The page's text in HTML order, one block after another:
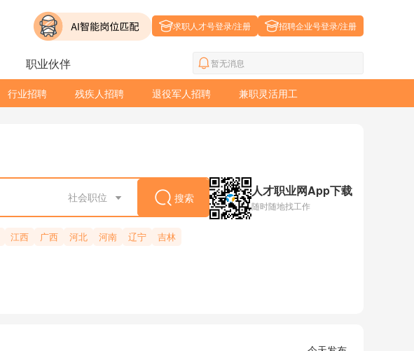
求职人才号登录/注册 招聘企业号登录/注册
职业伙伴 暂无消息
行业招聘 残疾人招聘 退役军人招聘 兼职灵活用工
社会职位 搜索
江西 广西 河北 河南 辽宁
吉林
人才职业网App下载
随时随地找工作